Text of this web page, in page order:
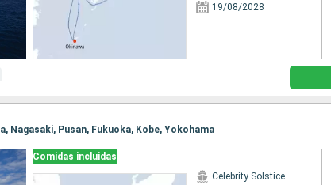
19/08/2028
Nagasaki, Pusan, Fukuoka, Kobe, Yokohama
Comidas incluidas
Celebrity Solstice